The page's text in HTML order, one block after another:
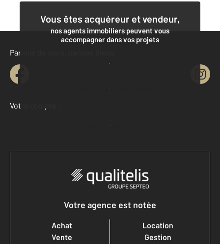
Vous êtes acquéreur et vendeur,
nos agents immobiliers peuvent vous
accompagner dans vos projets
Contacter l'agence
Demander une estimation
Parlons de vous, parlons biens
Votre compte :
Accéder à mon compte
Votre agence est notée
Achat
Vente
Location
Gestion